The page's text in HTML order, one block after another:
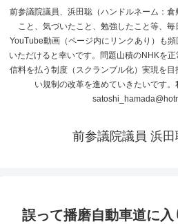
前参議院議員、浜田聡（ハンドルネーム：
こと、気づいたこと、勉強したこと等、毎
YouTube動画（ページ内にリンクあり）も
いただけると幸いです。問題山積のNHKを
信料を払う制度（スクランブル化）実現を
い規制の改革を進めていきたいです
前参議院議員 浜
誤って播磨自動車道に入